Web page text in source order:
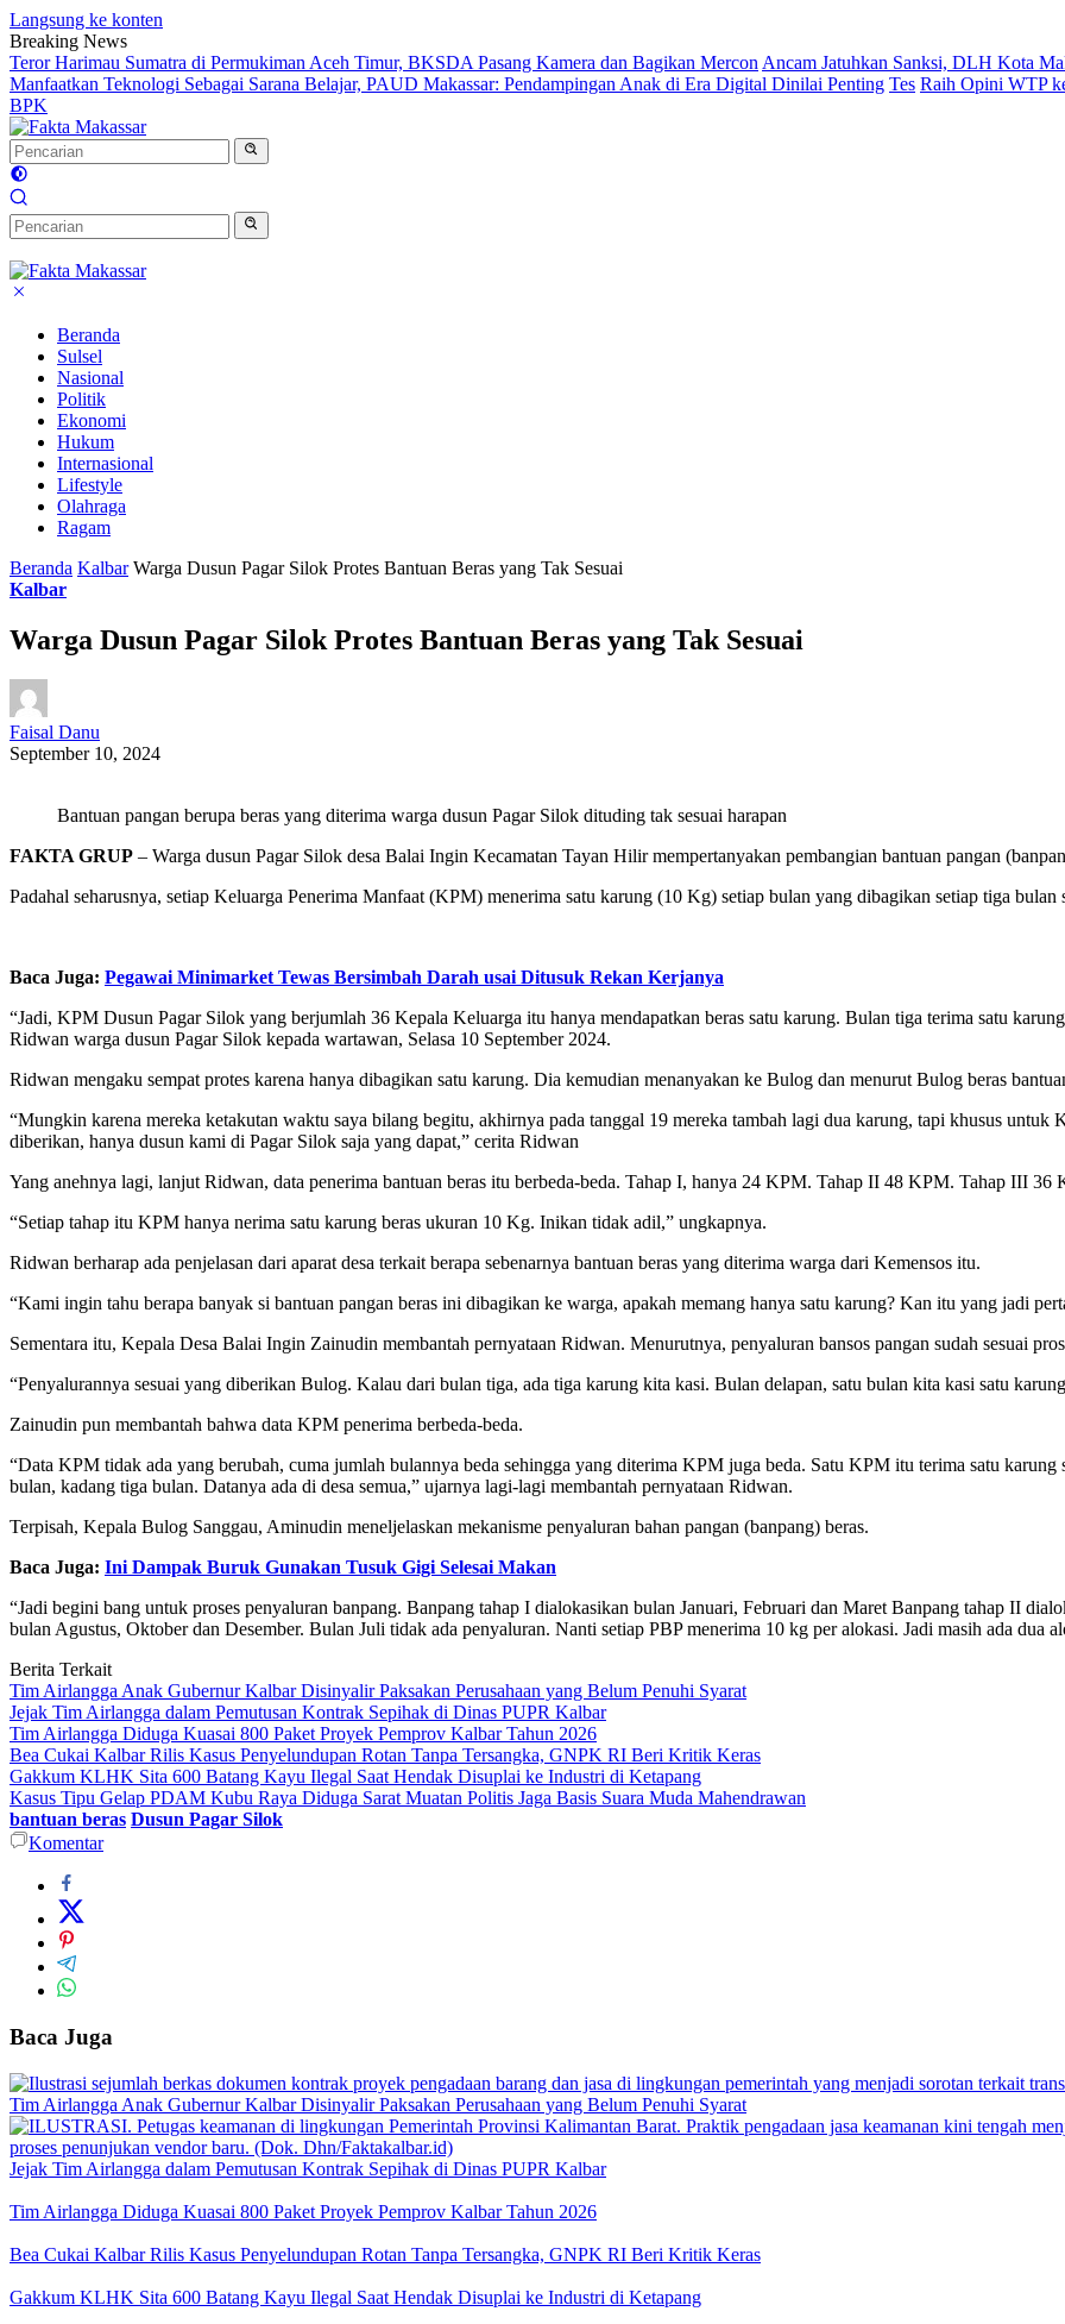
Langsung ke konten
Breaking News
Teror Harimau Sumatra di Permukiman Aceh Timur, BKSDA Pasang Kamera dan Bagikan Mercon Ancam Jatuhkan Sanksi, DLH Kota
Manfaatkan Teknologi Sebagai Sarana Belajar, PAUD Makassar: Pendampingan Anak di Era Digital Dinilai Penting Tes Raih Opini WTP
BPK
Beranda
Sulsel
Nasional
Politik
Ekonomi
Hukum
Internasional
Lifestyle
Olahraga
Ragam
Beranda Kalbar Warga Dusun Pagar Silok Protes Bantuan Beras yang Tak Sesuai
Kalbar
Warga Dusun Pagar Silok Protes Bantuan Beras yang Tak Sesuai
Faisal Danu
September 10, 2024
Bantuan pangan berupa beras yang diterima warga dusun Pagar Silok dituding tak sesuai harapan
FAKTA GRUP – Warga dusun Pagar Silok desa Balai Ingin Kecamatan Tayan Hilir mempertanyakan pembangian bantuan pangan
Padahal seharusnya, setiap Keluarga Penerima Manfaat (KPM) menerima satu karung (10 Kg) setiap bulan yang dibagikan setiap tiga bulan
Baca Juga: Pegawai Minimarket Tewas Bersimbah Darah usai Ditusuk Rekan Kerjanya
“Jadi, KPM Dusun Pagar Silok yang berjumlah 36 Kepala Keluarga itu hanya mendapatkan beras satu karung. Bulan tiga terima satu
Ridwan warga dusun Pagar Silok kepada wartawan, Selasa 10 September 2024.
Ridwan mengaku sempat protes karena hanya dibagikan satu karung. Dia kemudian menanyakan ke Bulog dan menurut Bulog beras
“Mungkin karena mereka ketakutan waktu saya bilang begitu, akhirnya pada tanggal 19 mereka tambah lagi dua karung, tapi khusus untuk
diberikan, hanya dusun kami di Pagar Silok saja yang dapat,” cerita Ridwan
Yang anehnya lagi, lanjut Ridwan, data penerima bantuan beras itu berbeda-beda. Tahap I, hanya 24 KPM. Tahap II 48 KPM. Tahap III
“Setiap tahap itu KPM hanya nerima satu karung beras ukuran 10 Kg. Inikan tidak adil,” ungkapnya.
Ridwan berharap ada penjelasan dari aparat desa terkait berapa sebenarnya bantuan beras yang diterima warga dari Kemensos itu.
“Kami ingin tahu berapa banyak si bantuan pangan beras ini dibagikan ke warga, apakah memang hanya satu karung? Kan itu yang jadi
Sementara itu, Kepala Desa Balai Ingin Zainudin membantah pernyataan Ridwan. Menurutnya, penyaluran bansos pangan sudah sesuai
“Penyalurannya sesuai yang diberikan Bulog. Kalau dari bulan tiga, ada tiga karung kita kasi. Bulan delapan, satu bulan kita kasi satu
Zainudin pun membantah bahwa data KPM penerima berbeda-beda.
“Data KPM tidak ada yang berubah, cuma jumlah bulannya beda sehingga yang diterima KPM juga beda. Satu KPM itu terima satu
bulan, kadang tiga bulan. Datanya ada di desa semua,” ujarnya lagi-lagi membantah pernyataan Ridwan.
Terpisah, Kepala Bulog Sanggau, Aminudin meneljelaskan mekanisme penyaluran bahan pangan (banpang) beras.
Baca Juga: Ini Dampak Buruk Gunakan Tusuk Gigi Selesai Makan
“Jadi begini bang untuk proses penyaluran banpang. Banpang tahap I dialokasikan bulan Januari, Februari dan Maret Banpang tahap II
bulan Agustus, Oktober dan Desember. Bulan Juli tidak ada penyaluran. Nanti setiap PBP menerima 10 kg per alokasi. Jadi masih ada dua
Berita Terkait
Tim Airlangga Anak Gubernur Kalbar Disinyalir Paksakan Perusahaan yang Belum Penuhi Syarat
Jejak Tim Airlangga dalam Pemutusan Kontrak Sepihak di Dinas PUPR Kalbar
Tim Airlangga Diduga Kuasai 800 Paket Proyek Pemprov Kalbar Tahun 2026
Bea Cukai Kalbar Rilis Kasus Penyelundupan Rotan Tanpa Tersangka, GNPK RI Beri Kritik Keras
Gakkum KLHK Sita 600 Batang Kayu Ilegal Saat Hendak Disuplai ke Industri di Ketapang
Kasus Tipu Gelap PDAM Kubu Raya Diduga Sarat Muatan Politis Jaga Basis Suara Muda Mahendrawan
bantuan beras Dusun Pagar Silok
Komentar
Baca Juga
Tim Airlangga Anak Gubernur Kalbar Disinyalir Paksakan Perusahaan yang Belum Penuhi Syarat
Jejak Tim Airlangga dalam Pemutusan Kontrak Sepihak di Dinas PUPR Kalbar
Tim Airlangga Diduga Kuasai 800 Paket Proyek Pemprov Kalbar Tahun 2026
Bea Cukai Kalbar Rilis Kasus Penyelundupan Rotan Tanpa Tersangka, GNPK RI Beri Kritik Keras
Gakkum KLHK Sita 600 Batang Kayu Ilegal Saat Hendak Disuplai ke Industri di Ketapang